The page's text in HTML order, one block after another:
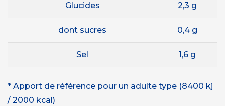
Glucides 2,3 g
dont sucres 0,4 g
Sel 1,6 g
* Apport de référence pour un adulte type (8400 kj
/ 2000 kcal)